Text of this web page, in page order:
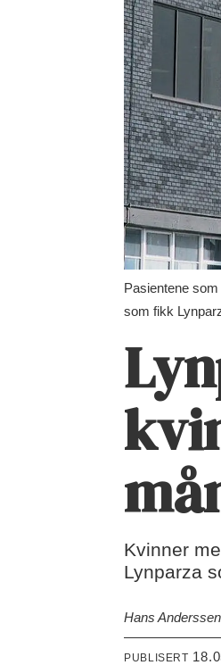
Pasientene
som fikk
Kvinner
Lynparza
Hans Anderssen
PUBLISERT